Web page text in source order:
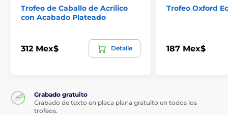
Trofeo de Caballo de Acrílico
con Acabado Plateado
312 Mex$ Detalle
Trofeo Oxford
187 Mex$
Grabado gratuito
Grabado de texto en placa plana gratuito en todos los
trofeos.